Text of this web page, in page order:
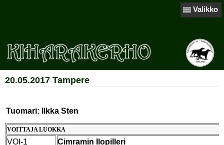
Valikko
20.05.2017 Tampere
Tuomari: Ilkka Sten
VOITTAJA LUOKKA
VOI-1
Cimramin Ilopilleri